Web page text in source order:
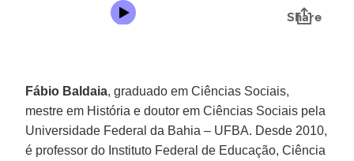
Fábio Baldaia, graduado em Ciências Sociais,
mestre em História e doutor em Ciências Sociais pela
Universidade Federal da Bahia – UFBA. Desde 2010,
é professor do Instituto Federal de Educação, Ciência